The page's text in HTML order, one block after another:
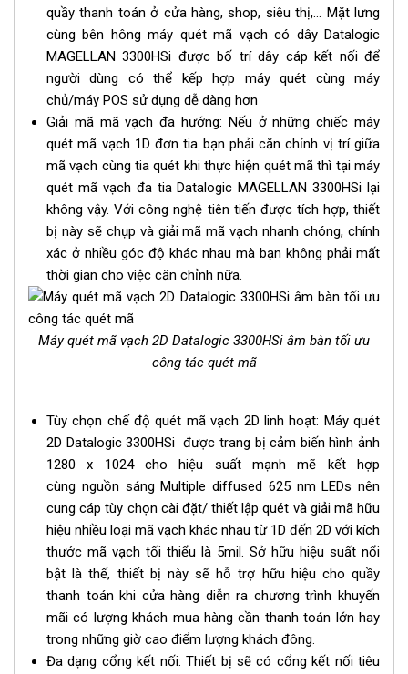
quầy thanh toán ở cửa hàng, shop, siêu thị,… Mặt lưng
cùng bên hôngmáy quét mã vạch có dâyDatalogic
MAGELLAN 3300HSi được bố trí dây cáp kết nối để
người dùng có thể kếp hợp máy quét cùng máy
chủ/máy POS sử dụng dễ dàng hơn
Giải mã mã vạch đa hướng: Nếu ở những chiếc máy
quét mã vạch 1D đơn tia bạn phải căn chỉnh vị trí giữa
mã vạch cùng tia quét khi thực hiện quét mã thì tại máy
quét mã vạch đa tia Datalogic MAGELLAN 3300HSi lại
không vậy. Với công nghệ tiên tiến được tích hợp, thiết
bị này sẽ chụp và giải mã mã vạch nhanh chóng, chính
xác ở nhiều góc độ khác nhau mà bạn không phải mất
thời gian cho việc căn chỉnh nữa.
Máy quét mã vạch 2D Datalogic 3300HSi âm bàn tối ưu
công tác quét mã
Tùy chọn chế độ quét mã vạch 2D linh hoạt: Máy quét
2D Datalogic 3300HSi được trang bị cảm biến hình ảnh
1280 x 1024 cho hiệu suất mạnh mẽ kết hợp
cùng nguồn sáng Multiple diffused 625 nm LEDs nên
cung cáp tùy chọn cài đặt/ thiết lập quét và giải mã hữu
hiệu nhiều loại mã vạch khác nhau từ 1D đến 2D với kích
thước mã vạch tối thiểu là 5mil. Sở hữu hiệu suất nổi
bật là thế, thiết bị này sẽ hỗ trợ hữu hiệu cho quầy
thanh toán khi cửa hàng diễn ra chương trình khuyến
mãi có lượng khách mua hàng cần thanh toán lớn hay
trong những giờ cao điểm lượng khách đông.
Đa dạng cổng kết nối: Thiết bị sẽ có cổng kết nối tiêu